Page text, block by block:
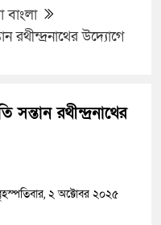
বাংলা
রথীন্দ্রনাথের উদ্যোগে
রথীন্দ্রনাথের
২ অক্টোবর ২০২৫